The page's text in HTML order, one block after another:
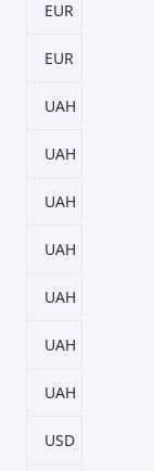
EUR
EUR
UAH
UAH
UAH
UAH
UAH
UAH
UAH
USD